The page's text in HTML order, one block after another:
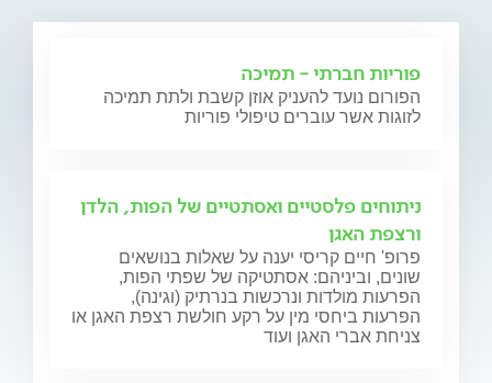
פוריות חברתי - תמיכה
הפורום נועד להעניק אוזן קשבת ולתת תמיכה
לזוגות אשר עוברים טיפולי פוריות
ניתוחים פלסטיים ואסתטיים של הפות, הלדן
ורצפת האגן
פרופ' חיים קריסי יענה על שאלות בנושאים
שונים, וביניהם: אסתטיקה של שפתי הפות,
הפרעות מולדות ונרכשות בנרתיק (וגינה),
הפרעות ביחסי מין על רקע חולשת רצפת האגן או
צניחת אברי האגן ועוד